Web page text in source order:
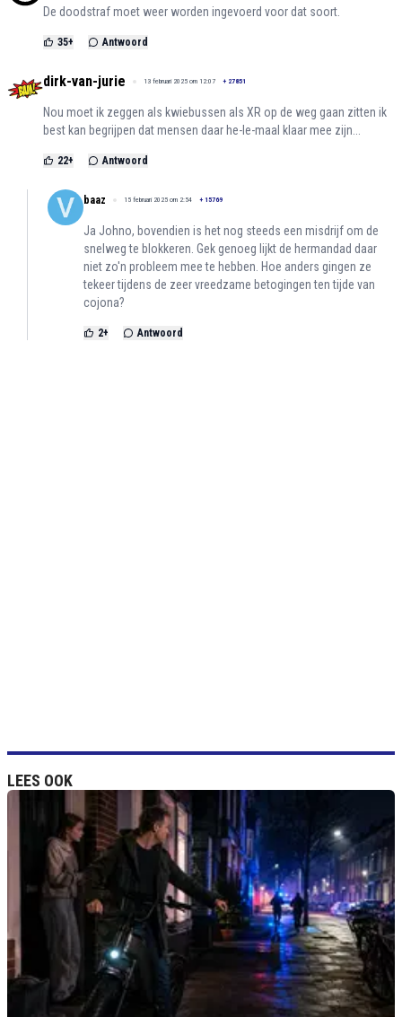
De doodstraf moet weer worden ingevoerd voor dat soort.
35+ Antwoord
dirk-van-jurie 13 februari 2025 om 12:07 + 27851
Nou moet ik zeggen als kwiebussen als XR op de weg gaan zitten ik
best kan begrijpen dat mensen daar he-le-maal klaar mee zijn...
22+ Antwoord
baaz 15 februari 2025 om 2:54 + 15769
Ja Johno, bovendien is het nog steeds een misdrijf om de
snelweg te blokkeren. Gek genoeg lijkt de hermandad daar
niet zo'n probleem mee te hebben. Hoe anders gingen ze
tekeer tijdens de zeer vreedzame betogingen ten tijde van
cojona?
2+ Antwoord
LEES OOK